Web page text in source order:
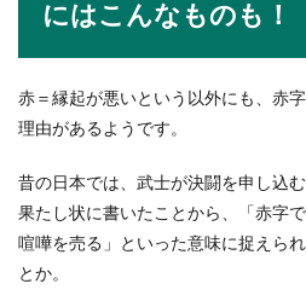
食事中のゲ
生理現象ですか
とでしょう。...
にはこんなものも！
赤＝縁起が悪いという以外にも、赤
理由があるようです。
昔の日本では、武士が決闘を申し込
果たし状に書いたことから、「赤字
喧嘩を売る」といった意味に捉えら
とか。